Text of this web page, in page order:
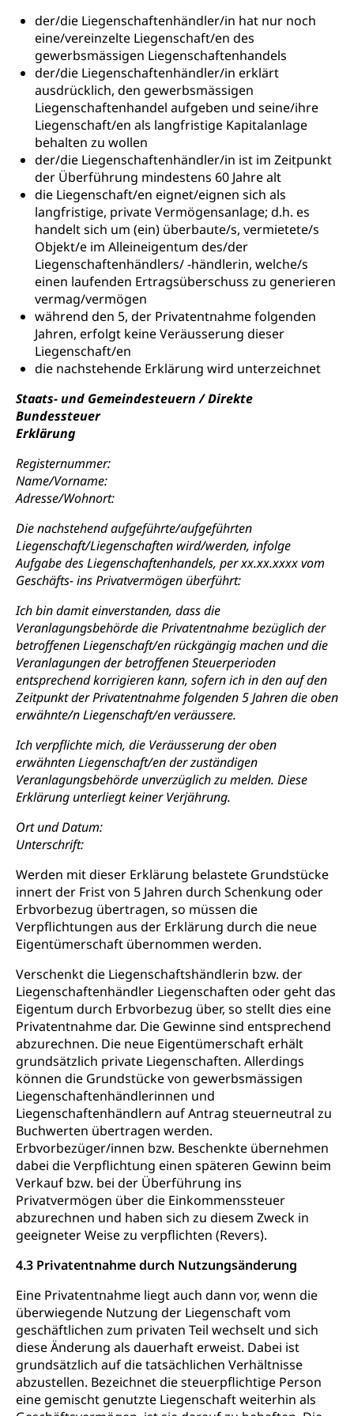
der/die Liegenschaftenhändler/in hat nur noch
eine/vereinzelte Liegenschaft/en des
gewerbsmässigen Liegenschaftenhandels
der/die Liegenschaftenhändler/in erklärt
ausdrücklich, den gewerbsmässigen
Liegenschaftenhandel aufgeben und seine/ihre
Liegenschaft/en als langfristige Kapitalanlage
behalten zu wollen
der/die Liegenschaftenhändler/in ist im Zeitpunkt
der Überführung mindestens 60 Jahre alt
die Liegenschaft/en eignet/eignen sich als
langfristige, private Vermögensanlage; d.h. es
handelt sich um (ein) überbaute/s, vermietete/s
Objekt/e im Alleineigentum des/der
Liegenschaftenhändlers/ -händlerin, welche/s
einen laufenden Ertragsüberschuss zu generieren
vermag/vermögen
während den 5, der Privatentnahme folgenden
Jahren, erfolgt keine Veräusserung dieser
Liegenschaft/en
die nachstehende Erklärung wird unterzeichnet
Staats- und Gemeindesteuern / Direkte
Bundessteuer
Erklärung
Registernummer:
Name/Vorname:
Adresse/Wohnort:
Die nachstehend aufgeführte/aufgeführten
Liegenschaft/Liegenschaften wird/werden, infolge
Aufgabe des Liegenschaftenhandels, per xx.xx.xxxx vom
Geschäfts- ins Privatvermögen überführt:
Ich bin damit einverstanden, dass die
Veranlagungsbehörde die Privatentnahme bezüglich der
betroffenen Liegenschaft/en rückgängig machen und die
Veranlagungen der betroffenen Steuerperioden
entsprechend korrigieren kann, sofern ich in den auf den
Zeitpunkt der Privatentnahme folgenden 5 Jahren die oben
erwähnte/n Liegenschaft/en veräussere.
Ich verpflichte mich, die Veräusserung der oben
erwähnten Liegenschaft/en der zuständigen
Veranlagungsbehörde unverzüglich zu melden. Diese
Erklärung unterliegt keiner Verjährung.
Ort und Datum:
Unterschrift:
Werden mit dieser Erklärung belastete Grundstücke
innert der Frist von 5 Jahren durch Schenkung oder
Erbvorbezug übertragen, so müssen die
Verpflichtungen aus der Erklärung durch die neue
Eigentümerschaft übernommen werden.
Verschenkt die Liegenschaftshändlerin bzw. der
Liegenschaftenhändler Liegenschaften oder geht das
Eigentum durch Erbvorbezug über, so stellt dies eine
Privatentnahme dar. Die Gewinne sind entsprechend
abzurechnen. Die neue Eigentümerschaft erhält
grundsätzlich private Liegenschaften. Allerdings
können die Grundstücke von gewerbsmässigen
Liegenschaftenhändlerinnen und
Liegenschaftenhändlern auf Antrag steuerneutral zu
Buchwerten übertragen werden.
Erbvorbezüger/innen bzw. Beschenkte übernehmen
dabei die Verpflichtung einen späteren Gewinn beim
Verkauf bzw. bei der Überführung ins
Privatvermögen über die Einkommenssteuer
abzurechnen und haben sich zu diesem Zweck in
geeigneter Weise zu verpflichten (Revers).
4.3 Privatentnahme durch Nutzungsänderung
Eine Privatentnahme liegt auch dann vor, wenn die
überwiegende Nutzung der Liegenschaft vom
geschäftlichen zum privaten Teil wechselt und sich
diese Änderung als dauerhaft erweist. Dabei ist
grundsätzlich auf die tatsächlichen Verhältnisse
abzustellen. Bezeichnet die steuerpflichtige Person
eine gemischt genutzte Liegenschaft weiterhin als